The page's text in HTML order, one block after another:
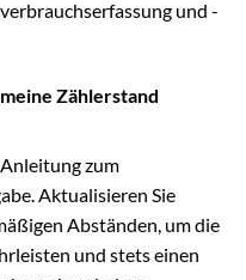
und -
Zählerstand
zum
Aktualisieren Sie
Abständen, um die
und stets einen